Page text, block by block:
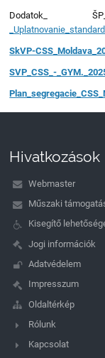
Dodatok_
SkVP-
SVP_CSS_-
Hivatkozások
Webmaster
Műszaki
Kisegítő
Jogi információk
Adatvédelem
Impresszum
Oldaltérkép
Rólunk
Kapcsolat